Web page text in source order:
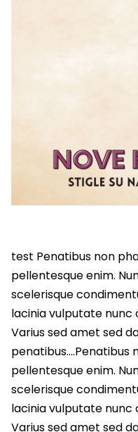
test Penatibus non
pellentesque enim.
scelerisque
lacinia vulputate nunc
Varius sed amet sed
penatibus….Penatibus
pellentesque enim.
scelerisque
lacinia vulputate nunc
Varius sed amet sed